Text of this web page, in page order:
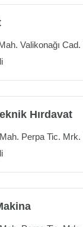
Valikonağı Cad.
Hırdavat
Perpa Tic.